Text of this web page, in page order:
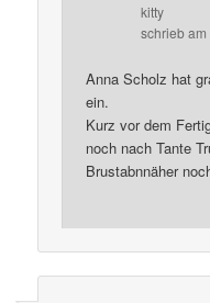
kitty
schriebam
Anna Scholz hat
ein.
Kurz vor dem
noch nach Tante
Brustabnnäher